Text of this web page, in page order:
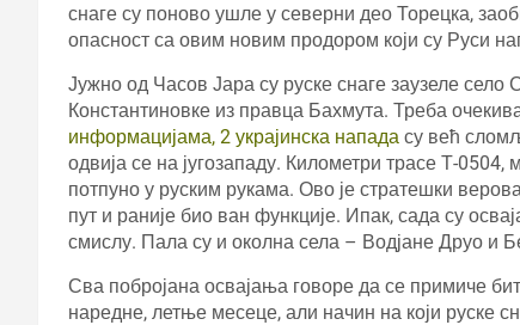
снаге су поново ушле у северни део Торецка,
опасност са овим новим продором који су Руси
Јужно од Часов Јара су руске снаге заузеле
Константиновке из правца Бахмута. Треба
информацијама, 2 украјинска напада су већ
одвија се на југозападу. Километри трасе Т-
потпуно у руским рукама. Ово је стратешки
пут и раније био ван функције. Ипак, сада су
смислу. Пала су и околна села – Водјане Друо и
Сва побројана освајања говоре да се примиче
наредне, летње месеце, али начин на који руске